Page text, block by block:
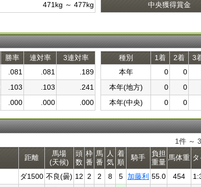
471kg ～ 477kg
中央獲得賞金
勝率 連対率
3連対率
.081 .081
.189
.103 .103
.241
.000 .000 .000
種別 1着 2着 3
本年
0 0
本年(地方)
0 0
本年(中央)
0 0
1件 ～
距離
馬場
(天候)
頭
数
枠
番
馬
番
人
気
着
順
騎手
負担
重量
馬体重
ダ1500 不良(曇) 12 2 2 8 5 加藤利 55.0 454